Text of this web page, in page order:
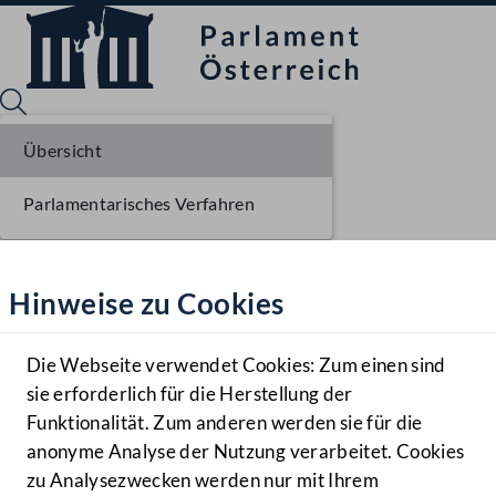
Hilfe
Benutzer
Navigationsmenü öffnen
MENÜ
Hinweise zu Cookies
Die Webseite verwendet Cookies: Zum einen sind
sie erforderlich für die Herstellung der
Funktionalität. Zum anderen werden sie für die
anonyme Analyse der Nutzung verarbeitet. Cookies
zu Analysezwecken werden nur mit Ihrem
Übersicht
Parlamentarisches Verfahren